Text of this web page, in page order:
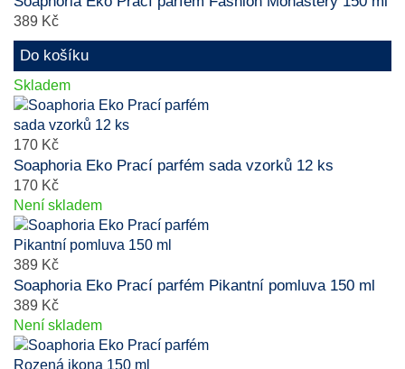
389 Kč
Do košíku
Skladem
170 Kč
Soaphoria Eko Prací parfém sada vzorků 12 ks
170 Kč
Není skladem
389 Kč
Soaphoria Eko Prací parfém Pikantní pomluva 150 ml
389 Kč
Není skladem